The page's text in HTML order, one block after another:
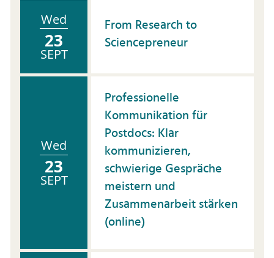
Wed
23
SEPT
From Research to
Sciencepreneur
Wed
23
SEPT
Professionelle
Kommunikation für
Postdocs: Klar
kommunizieren,
schwierige Gespräche
meistern und
Zusammenarbeit stärken
(online)